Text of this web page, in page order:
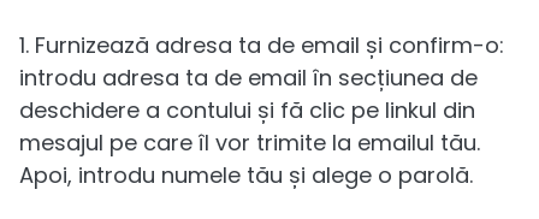
1. Furnizează adresa ta de email și confirm-o:
introdu adresa ta de email în secțiunea de
deschidere a contului și fă clic pe linkul din
mesajul pe care îl vor trimite la emailul tău.
Apoi, introdu numele tău și alege o parolă.